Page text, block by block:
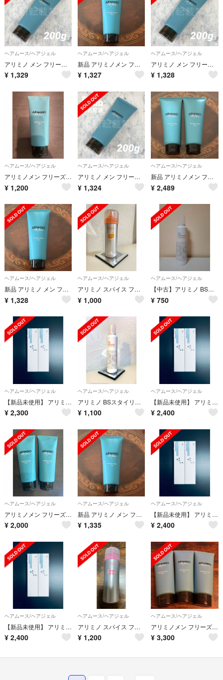
ヘアムース/ヘアジェル
アリミノ メン フリーズキープ ジェル 200g アリミノメン 新品
¥ 1,329
ヘアムース/ヘアジェル
新品 アリミノメン フリーズキープ ジェル 200ｇ
¥ 1,327
ヘアムース/ヘアジェル
アリミノ メン フリーズキープ ジェル 200g アリミノメン 新品
¥ 1,328
ヘアムース/ヘアジェル
アリミノメン フリーズキープジェル 200g
¥ 1,200
ヘアムース/ヘアジェル
アリミノ メン フリーズキープ ジェル 200g アリミノメン 新品
¥ 1,324
ヘアムース/ヘアジェル
新品 アリミノメン フリーズキープジェル 200g 2本
¥ 2,489
ヘアムース/ヘアジェル
新品 アリミノ メン フリーズキープジェル 200g
¥ 1,328
ヘアムース/ヘアジェル
アリミノ スパイス フォーム ワックス(160g)
¥ 1,000
ヘアムース/ヘアジェル
【中古】アリミノ BSスタイリング ワックスフォームN ヘアスタイリング
¥ 750
ヘアムース/ヘアジェル
【新品未使用】 アリミノ ダンスデザインチューナー モダンシマー 2本
¥ 2,300
ヘアムース/ヘアジェル
アリミノ BSスタイリング ワックスフォームN ヘアスタイリング
¥ 1,100
ヘアムース/ヘアジェル
【新品未使用】 アリミノ ダンスデザインチューナー モダンシマー 80g ２本
¥ 2,400
ヘアムース/ヘアジェル
アリミノメン フリーズキープジェル 200g✖️2本
¥ 2,000
ヘアムース/ヘアジェル
新品 アリミノ メン フリーズ キープジェル 200ｇ
¥ 1,335
ヘアムース/ヘアジェル
【新品未使用】 アリミノ ダンスデザインチューナー モダンシマー ２本
¥ 2,400
ヘアムース/ヘアジェル
【新品未使用】 アリミノ ダンスデザインチューナー モダンシマー 80g 2本
¥ 2,400
ヘアムース/ヘアジェル
アリミノ スパイス フォーム シャイニング ヘアスタイリング
¥ 1,200
ヘアムース/ヘアジェル
アリミノメン フリーズキープジェル 200g×3本
¥ 3,300